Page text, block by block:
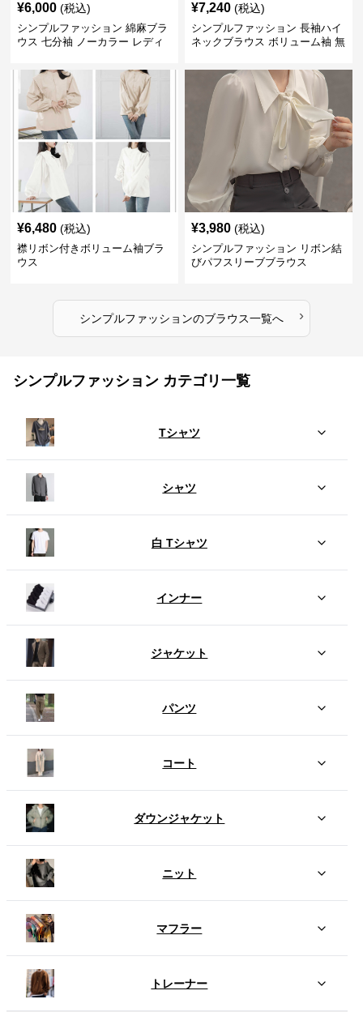
¥6,000 (税込)
シンプルファッション 綿麻ブラ
ウス 七分袖 ノーカラー レディ
¥7,240 (税込)
シンプルファッション 長袖ハイ
ネックブラウス ボリューム袖 無
¥6,480 (税込)
襟リボン付きボリューム袖ブラ
ウス
¥3,980 (税込)
シンプルファッション リボン結
びパフスリーブブラウス
シンプルファッションのブラウス一覧へ ›
シンプルファッション カテゴリ一覧
Tシャツ
シャツ
白 Tシャツ
インナー
ジャケット
パンツ
コート
ダウンジャケット
ニット
マフラー
トレーナー